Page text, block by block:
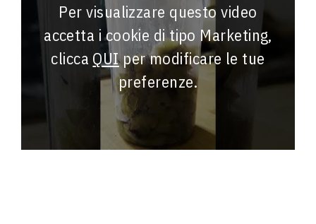
Per visualizzare questo video
accetta i cookie di tipo Marketing,
clicca QUIper modificare le tue
preferenze.